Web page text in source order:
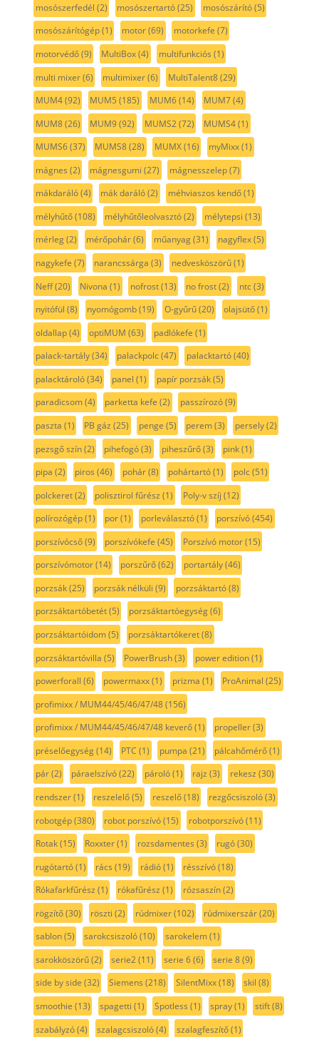
mosószerfedél (2) mosószertartó(25) mosószárító(5)
mosószárítógép(1) motor(69) motorkefe (7)
motorvédő(9) MultiBox(4) multifunkciós (1)
multi mixer(6) multimixer(6) MultiTalent8(29)
MUM4(92) MUM5 (185) MUM6(14) MUM7(4)
MUM8(26) MUM9(92) MUMS2(72) MUMS4(1)
MUMS6(37) MUMS8(28) MUMX(16) myMixx(1)
mágnes (2) mágnesgumi (27) mágnesszelep(7)
mákdaráló(4) mák daráló(2) méhviaszos kendő(1)
mélyhűtő(108) mélyhűtőleolvasztó(2) mélytepsi (13)
mérleg(2) mérőpohár(6) műanyag(31) nagyflex(5)
nagykefe (7) narancssárga (3) nedvesköszörű(1)
Neff(20) Nivona (1) nofrost(13) no frost(2) ntc(3)
nyitófül (8) nyomógomb(19) O-gyűrű(20) olajsütő(1)
oldallap(4) optiMUM (63) padlókefe (1)
palack-tartály(34) palackpolc(47) palacktartó(40)
palacktároló(34) panel (1) papír porzsák(5)
paradicsom(4) parketta kefe (2) passzírozó(9)
paszta (1) PB gáz (25) penge (5) perem(3) persely(2)
pezsgő szín(2) pihefogó(3) piheszűrő(3) pink(1)
pipa (2) piros (46) pohár(8) pohártartó(1) polc(51)
polckeret(2) polisztirol fűrész (1) Poly-v szíj (12)
polírozógép(1) por(1) porleválasztó(1) porszívó(454)
porszívócső(9) porszívókefe (45) Porszívó motor(15)
porszívómotor(14) porszűrő(62) portartály(46)
porzsák(25) porzsák nélküli (9) porzsáktartó(8)
porzsáktartóbetét(5) porzsáktartóegység(6)
porzsáktartóidom(5) porzsáktartókeret(8)
porzsáktartóvilla (5) PowerBrush(3) power edition(1)
powerforall (6) powermaxx(1) prizma (1) ProAnimal (25)
profimixx / MUM44/45/46/47/48(156)
profimixx / MUM44/45/46/47/48 keverő(1) propeller(3)
préselőegység(14) PTC (1) pumpa (21) pálcahőmérő(1)
pár(2) páraelszívó(22) pároló(1) rajz (3) rekesz (30)
rendszer(1) reszelelő(5) reszelő(18) rezgőcsiszoló(3)
robotgép(380) robot porszívó(15) robotporszívó(11)
Rotak(15) Roxxter(1) rozsdamentes (3) rugó(30)
rugótartó(1) rács (19) rádió(1) résszívó(18)
Rókafarkfűrész (1) rókafűrész (1) rózsaszín(2)
rögzítő(30) röszti (2) rúdmixer(102) rúdmixerszár(20)
sablon(5) sarokcsiszoló(10) sarokelem(1)
sarokköszörű(2) serie2(11) serie 6(6) serie 8(9)
side by side (32) Siemens (218) SilentMixx(18) skil (8)
smoothie (13) spagetti (1) Spotless (1) spray(1) stift(8)
szabályzó(4) szalagcsiszoló(4) szalagfeszítő(1)